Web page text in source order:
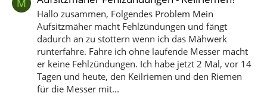
M
Hallo zusammen, Folgendes Problem Mein
Aufsitzmäher macht Fehlzündungen und fängt
dadurch an zu stottern wenn ich das Mähwerk
runterfahre. Fahre ich ohne laufende Messer macht
er keine Fehlzündungen. Ich habe jetzt 2 Mal, vor 14
Tagen und heute, den Keilriemen und den Riemen
für die Messer mit...